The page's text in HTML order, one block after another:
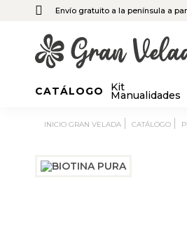
Envío gratuito a la península a
CATÁLOGO Kit
Manualidades
INICIO GRAN VELADA CATÁLOGO